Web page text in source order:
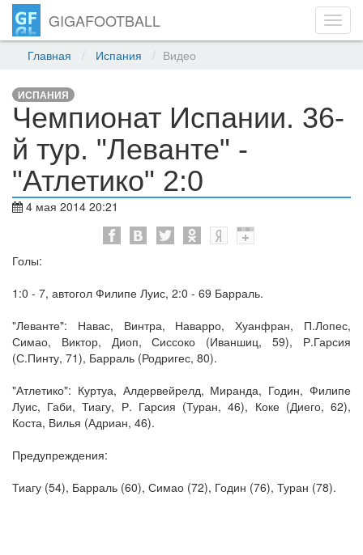
GIGAFOOTBALL
Главная Испания Видео
ИСПАНИЯ
Чемпионат Испании. 36-
й тур. "Леванте" -
"Атлетико" 2:0
4 мая 2014 20:21
Голы:
1:0 - 7, автогол Филипе Луис, 2:0 - 69 Барраль.
"Леванте": Навас, Винтра, Наварро, Хуанфран, П.Лопес,
Симао, Виктор, Диоп, Сиссоко (Иваншиц, 59), Р.Гарсия
(С.Пинту, 71), Барраль (Родригес, 80).
"Атлетико": Куртуа, Алдервейрелд, Миранда, Годин, Филипе
Луис, Габи, Тиагу, Р. Гарсия (Туран, 46), Коке (Диего, 62),
Коста, Вилья (Адриан, 46).
Предупреждения:
Тиагу (54), Барраль (60), Симао (72), Годин (76), Туран (78).